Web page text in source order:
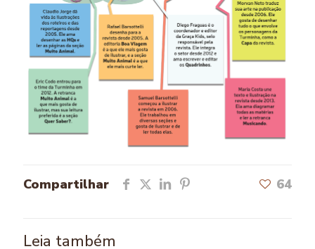
Compartilhar 64
Leia também